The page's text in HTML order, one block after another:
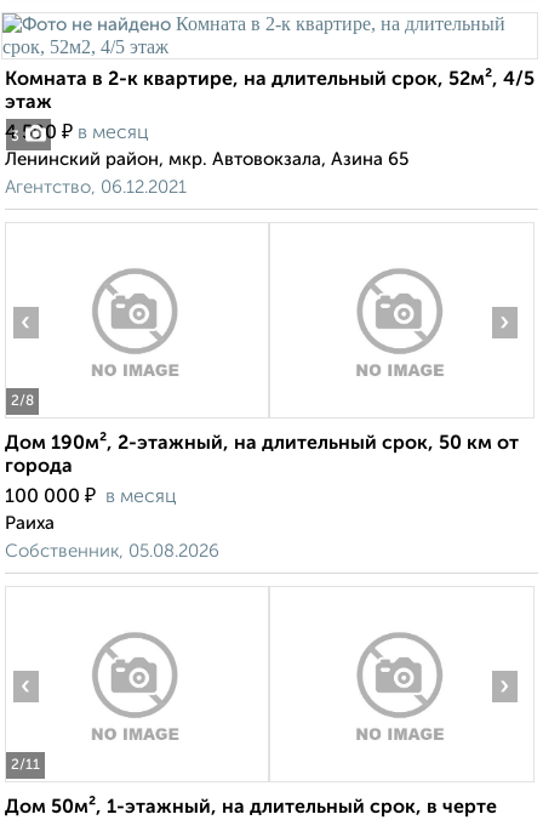
3
Комната в 2-к квартире, на длительный срок, 52м², 4/5
этаж
4 500 ₽ в месяц
Ленинский район, мкр. Автовокзала, Азина 65
Агентство, 06.12.2021
2/8
‹ ›
Дом 190м², 2-этажный, на длительный срок, 50 км от
города
100 000 ₽ в месяц
Раиха
Собственник, 05.08.2026
2/11
‹ ›
Дом 50м², 1-этажный, на длительный срок, в черте